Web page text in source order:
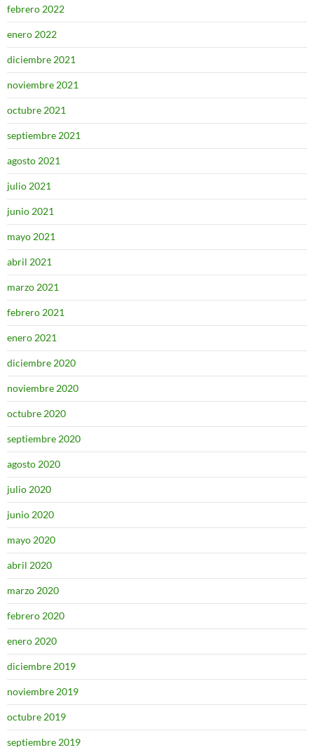
febrero 2022
enero 2022
diciembre 2021
noviembre 2021
octubre 2021
septiembre 2021
agosto 2021
julio 2021
junio 2021
mayo 2021
abril 2021
marzo 2021
febrero 2021
enero 2021
diciembre 2020
noviembre 2020
octubre 2020
septiembre 2020
agosto 2020
julio 2020
junio 2020
mayo 2020
abril 2020
marzo 2020
febrero 2020
enero 2020
diciembre 2019
noviembre 2019
octubre 2019
septiembre 2019